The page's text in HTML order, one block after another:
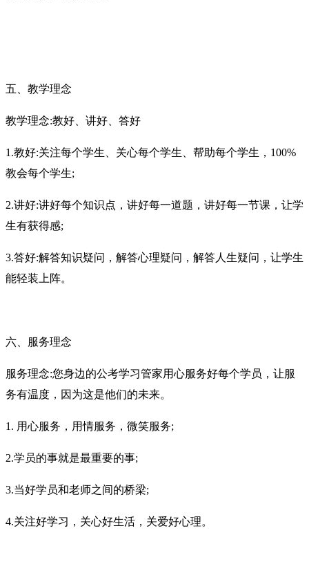
五、 教学理念
教学理念:教好、讲好、答好
1.教好:关注每个学生、关心每个学生、帮助每个学生，100%
教会每个学生;
2.讲好:讲好每个知识点，讲好每一道题，讲好每一节课，让学
生有获得感;
3.答好:解答知识疑问，解答心理疑问，解答人生疑问，让学生
能轻装 上阵。
六、服务理念
服务理念:您身边的公考学习管家用心服务好每个学员，让服
务有温度，因为这是他们的未来。
1. 用心服务，用情服务，微笑服务;
2.学员的事就是最重要的事;
3.当好学员和老师之间的桥梁;
4.关注好学习，关心好生活，关爱好心理。